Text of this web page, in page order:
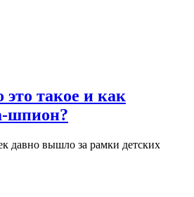
такое и как
шпион?
давно вышло за рамки детских